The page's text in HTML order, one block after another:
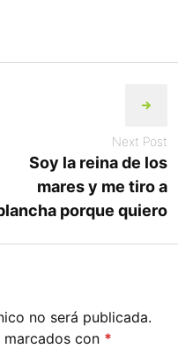
Next Post
Soy la reina de los
mares y me tiro a
porque quiero
no será publicada.
con *